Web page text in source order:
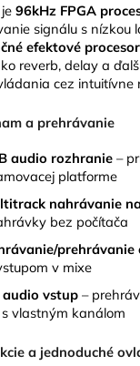
96kHz FPGA
signálu s nízkou
efektové
reverb, delay a
cez intuitívne
a prehrávanie
audio rozhranie –
platforme
nahrávanie
bez počítača
prehrávanie
v mixe
vstup –
vlastným kanálom
a jednoduché